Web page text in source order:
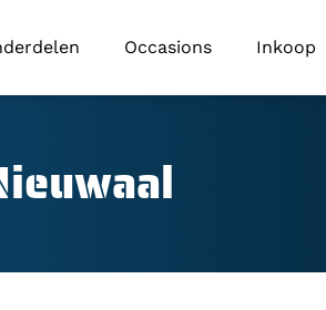
Occasions Inkoop